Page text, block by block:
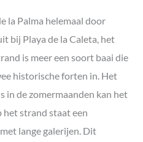
la Palma helemaal door
bij Playa de la Caleta, het
is meer een soort baai die
historische forten in. Het
in de zomermaanden kan het
het strand staat een
lange galerijen. Dit